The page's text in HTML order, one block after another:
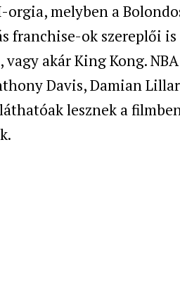
orgia, melyben a
franchise-ok szereplői
vagy akár King Kong.
Davis, Damian
lesznek a